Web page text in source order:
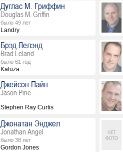
Дуглас М. Гриффин
Douglas M. Griffin
было 49 лет
Landry
Брэд Лелэнд
Brad Leland
было 61 год
Kaluza
Джейсон Пайн
Jason Pine
Stephen Ray Curtis
Джонатан Энджел
Jonathan Angel
было 38 лет
Gordon Jones